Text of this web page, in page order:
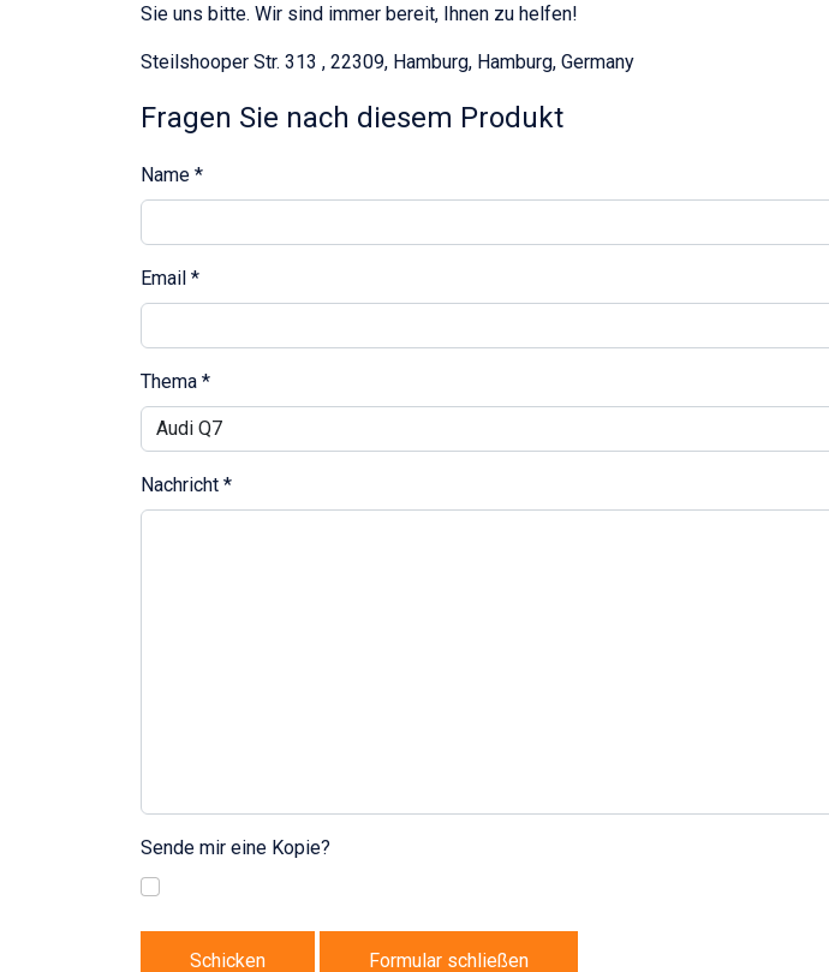
Sie uns bitte. Wir sind immer bereit, Ihnen zu helfen!
Steilshooper Str. 313 , 22309, Hamburg, Hamburg, Germany
Fragen Sie nach diesem Produkt
Name *
Email *
Thema *
Nachricht *
Sende mir eine Kopie?
Schicken Formular schließen